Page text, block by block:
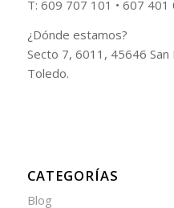
T: 609 707 101 • 607 401
¿Dónde estamos?
Secto 7, 6011, 45646
Toledo.
CATEGORÍAS
Blog